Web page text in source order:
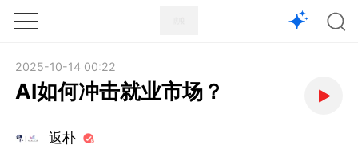
1X
2025-10-14 00:22
AI如何冲击就业市场？
返朴